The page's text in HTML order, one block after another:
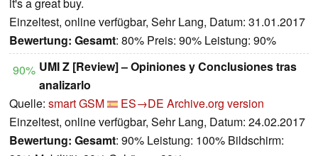
it's a great buy.
Einzeltest, online verfügbar, Sehr Lang, Datum: 31.01.2017
Bewertung: Gesamt: 80% Preis: 90% Leistung: 90%
90% UMI Z [Review] – Opiniones y Conclusiones tras
analizarlo
Quelle: smart GSM ES→DE Archive.org version
Einzeltest, online verfügbar, Sehr Lang, Datum: 24.02.2017
Bewertung: Gesamt: 90% Leistung: 100% Bildschirm: